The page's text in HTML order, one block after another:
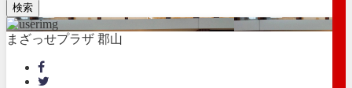
検索
まざっせプラザ 郡山